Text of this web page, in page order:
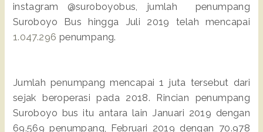
instagram @suroboyobus, jumlah penumpang
Suroboyo Bus hingga Juli 2019 telah mencapai
1.047.296 penumpang.
Jumlah penumpang mencapai 1 juta tersebut dari
sejak beroperasi pada 2018. Rincian penumpang
Suroboyo bus itu antara lain Januari 2019 dengan
69.569 penumpang, Februari 2019 dengan 70.978